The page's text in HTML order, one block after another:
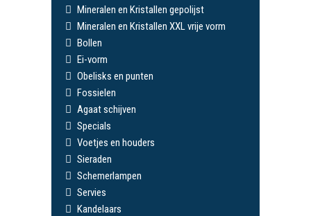
Mineralen en Kristallen gepolijst
Mineralen en Kristallen XXL vrije vorm
Bollen
Ei-vorm
Obelisks en punten
Fossielen
Agaat schijven
Specials
Voetjes en houders
Sieraden
Schemerlampen
Servies
Kandelaars